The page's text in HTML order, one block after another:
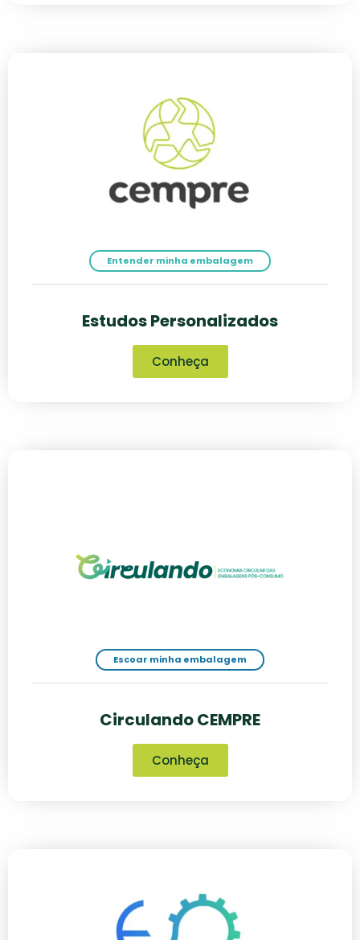
Entender minha embalagem
Estudos Personalizados
Conheça
Escoar minha embalagem
Circulando CEMPRE
Conheça